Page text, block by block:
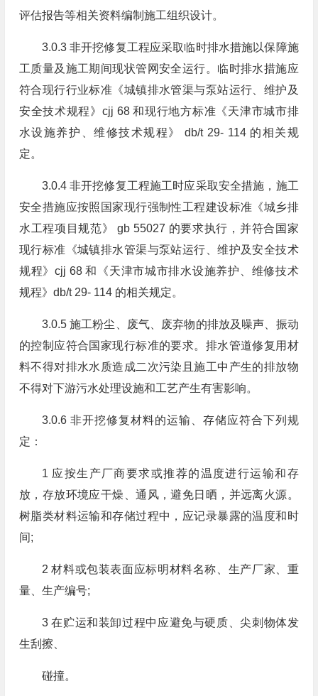
评估报告等相关资料编制施工组织设计。
3.0.3 非开挖修复工程应采取临时排水措施以保障施
工质量及施工期间现状管网安全运行。临时排水措施应
符合现行行业标准《城镇排水管渠与泵站运行、维护及
安全技术规程》cjj 68 和现行地方标准《天津市城市排
水设施养护、维修技术规程》 db/t 29- 114 的相关规
定。
3.0.4 非开挖修复工程施工时应采取安全措施，施工
安全措施应按照国家现行强制性工程建设标准《城乡排
水工程项目规范》 gb 55027 的要求执行，并符合国家
现行标准《城镇排水管渠与泵站运行、维护及安全技术
规程》cjj 68 和《天津市城市排水设施养护、维修技术
规程》db/t 29- 114 的相关规定。
3.0.5 施工粉尘、废气、废弃物的排放及噪声、振动
的控制应符合国家现行标准的要求。排水管道修复用材
料不得对排水水质造成二次污染且施工中产生的排放物
不得对下游污水处理设施和工艺产生有害影响。
3.0.6 非开挖修复材料的运输、存储应符合下列规
定：
1 应按生产厂商要求或推荐的温度进行运输和存
放，存放环境应干燥、通风，避免日晒，并远离火源。
树脂类材料运输和存储过程中，应记录暴露的温度和时
间;
2 材料或包装表面应标明材料名称、生产厂家、重
量、生产编号;
3 在贮运和装卸过程中应避免与硬质、尖刺物体发
生刮擦、
碰撞。